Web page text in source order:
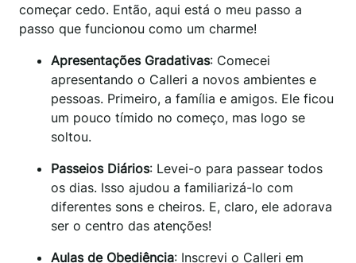
começar cedo. Então, aqui está o meu passo a
passo que funcionou como um charme!
Apresentações Gradativas: Comecei
apresentando o Calleri a novos ambientes e
pessoas. Primeiro, a família e amigos. Ele ficou
um pouco tímido no começo, mas logo se
soltou.
Passeios Diários: Levei-o para passear todos
os dias. Isso ajudou a familiarizá-lo com
diferentes sons e cheiros. E, claro, ele adorava
ser o centro das atenções!
Aulas de Obediência: Inscrevi o Calleri em